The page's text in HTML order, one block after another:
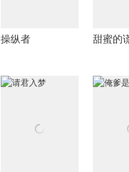
操纵者 甜蜜的